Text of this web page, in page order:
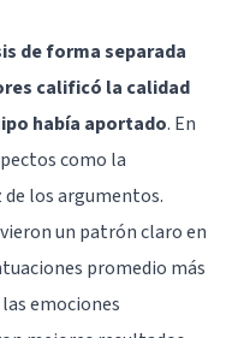
de forma separada
calificó la calidad
había aportado. En
como la
los argumentos.
un patrón claro en
promedio más
emociones